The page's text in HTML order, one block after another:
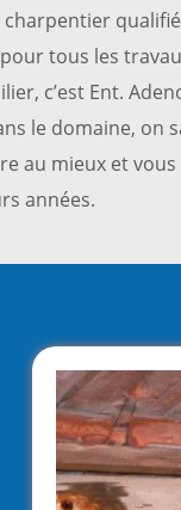
tous les
c’est Ent.
le domaine, on
au mieux et
années.